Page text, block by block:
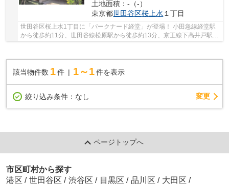
土地面積：-（-）
東京都世田谷区桜上水１丁目
世田谷区桜上水1丁目に「パークナード経堂」が登場！ 小田急線経堂駅
から徒歩約11分、世田谷線松原駅から徒歩約13分、京王線下高井戸駅か
該当物件数 1件 1～1 件を表示
絞り込み条件： なし 変更
ページトップへ
市区町村から探す
港区 / 世田谷区 / 渋谷区 / 目黒区 / 品川区 / 大田区 /